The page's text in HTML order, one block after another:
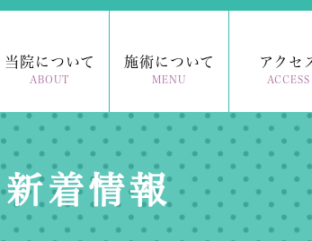
当院について
ABOUT
施術について
MENU
アクセ
ACCESS
新着情報